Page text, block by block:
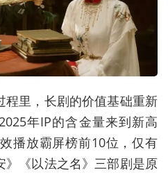
程里，长剧的价值基础重新
年IP的含金量来到新高
播放霸屏榜前10位，仅有
》《以法之名》三部剧是原